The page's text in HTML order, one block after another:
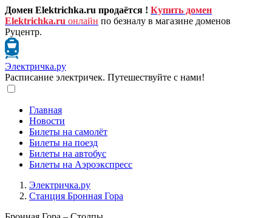
Домен Elektrichka.ru продаётся ! Купить домен
Elektrichka.ru онлайн по безналу в магазине доменов
Руцентр.
Электричка.ру
Расписание электричек. Путешествуйте с нами!
Главная
Новости
Билеты на самолёт
Билеты на поезд
Билеты на автобус
Билеты на Аэроэкспресс
Электричка.ру
Станция Бронная Гора